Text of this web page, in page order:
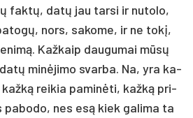
faktų, datų jau tar­si ir nu­to­lo,
nors, sa­ko­me, ir ne tokį,
Kaž­kaip dau­gu­mai mūsų
minė­ji­mo svar­ba. Na, yra ka­
rei­kia pa­minė­ti, kažką pri­
nes esą kiek ga­li­ma ta